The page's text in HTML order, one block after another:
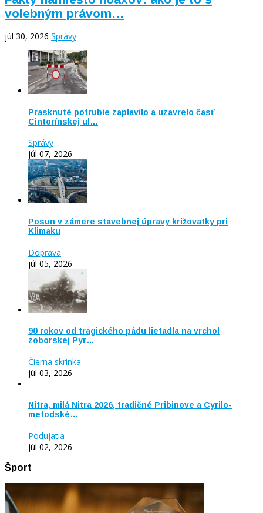
volebným právom…
júl 30, 2026 Správy
Prasknuté potrubie zaplavilo a uzavrelo časť
Cintorínskej ul…
Správy
júl 07, 2026
Posun v zámere stavebnej úpravy križovatky pri
Klimaku
Doprava
júl 05, 2026
90 rokov od tragického pádu lietadla na vrchol
zoborskej Pyr…
Čierna skrinka
júl 03, 2026
Nitra, milá Nitra 2026, tradičné Pribinove a Cyrilo-
metodské…
Podujatia
júl 02, 2026
Šport